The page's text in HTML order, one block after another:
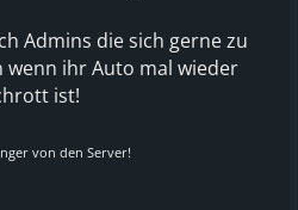
Admins die sich gerne zu
wenn ihr Auto mal wieder
ist!
von den Server!